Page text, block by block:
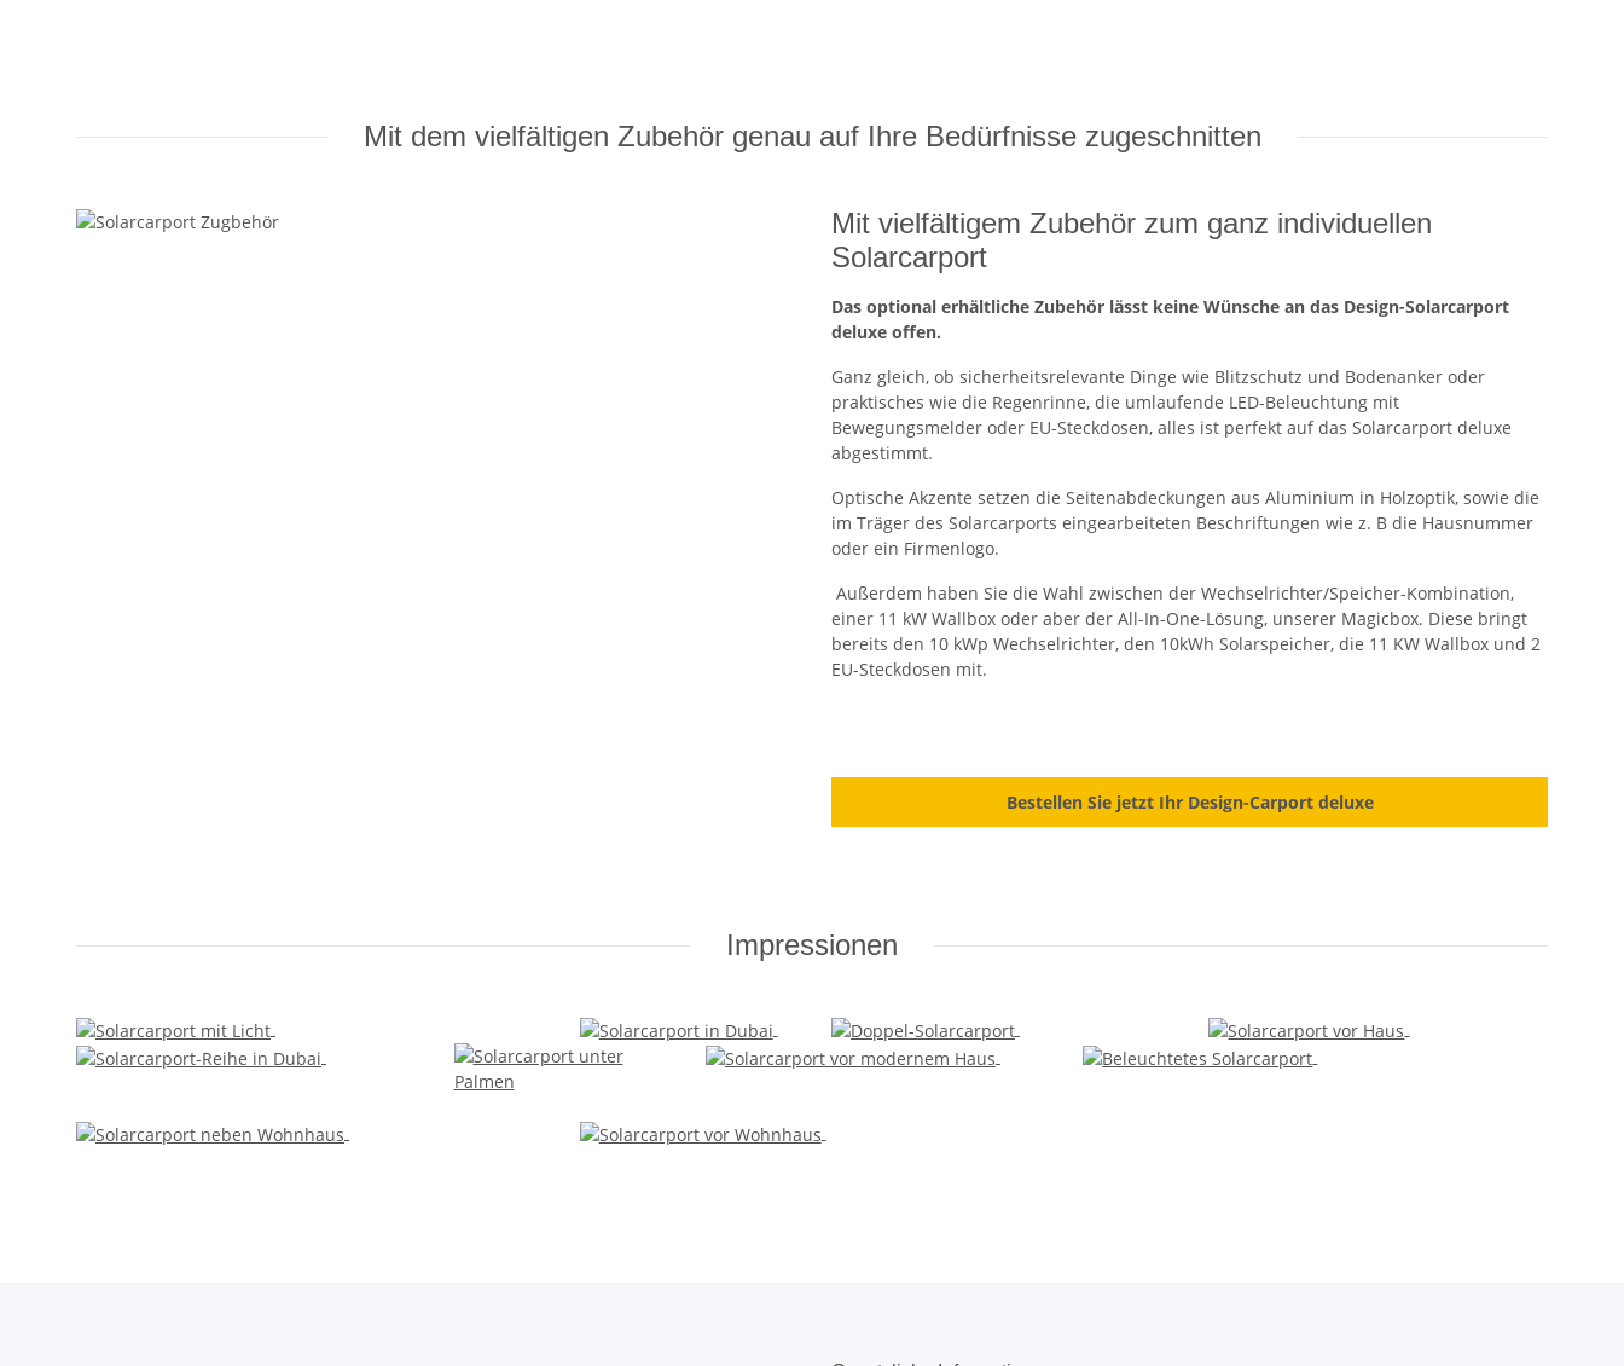
Mit dem vielfältigen Zubehör genau auf Ihre Bedürfnisse zugeschnitten
Mit vielfältigem Zubehör zum ganz individuellen
Solarcarport
Das optional erhältliche Zubehör lässt keine Wünsche an das Design-Solarcarport
deluxe offen.
Ganz gleich, ob sicherheitsrelevante Dinge wie Blitzschutz und Bodenanker oder
praktisches wie die Regenrinne, die umlaufende LED-Beleuchtung mit
Bewegungsmelder oder EU-Steckdosen, alles ist perfekt auf das Solarcarport deluxe
abgestimmt.
Optische Akzente setzen die Seitenabdeckungen aus Aluminium in Holzoptik, sowie die
im Träger des Solarcarports eingearbeiteten Beschriftungen wie z. B die Hausnummer
oder ein Firmenlogo.
Außerdem haben Sie die Wahl zwischen der Wechselrichter/Speicher-Kombination,
einer 11 kW Wallbox oder aber der All-In-One-Lösung, unserer Magicbox. Diese bringt
bereits den 10 kWp Wechselrichter, den 10kWh Solarspeicher, die 11 KW Wallbox und 2
EU-Steckdosen mit.
Bestellen Sie jetzt Ihr Design-Carport deluxe
Impressionen